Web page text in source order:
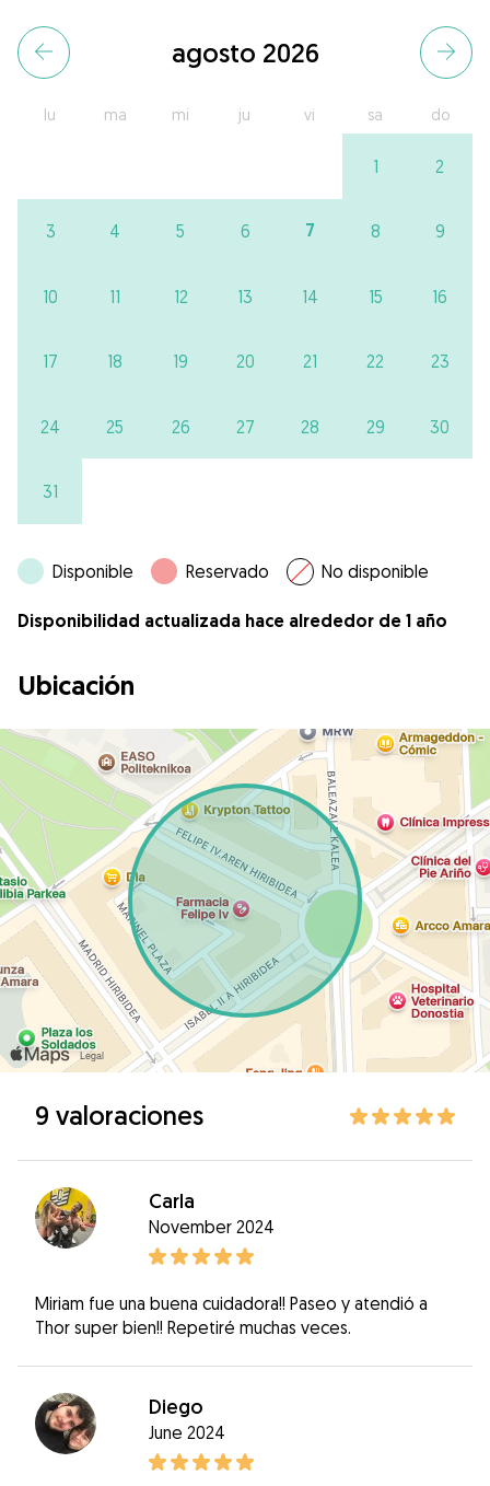
agosto 2026
lu ma mi ju vi sa do
1 2
3 4 5 6 7 8 9
10 11 12 13 14 15 16
17 18 19 20 21 22 23
24 25 26 27 28 29 30
31
Disponible Reservado No disponible
Disponibilidad actualizada hace alrededor de 1 año
Ubicación
9 valoraciones
Carla
November 2024
Miriam fue una buena cuidadora!! Paseo y atendió a
Thor super bien!! Repetiré muchas veces.
Diego
June 2024